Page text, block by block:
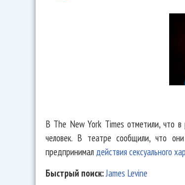
В The New York Times отметили, что
человек. В театре сообщили, что
предпринимал действия сексуального
Быстрый поиск:James Levine